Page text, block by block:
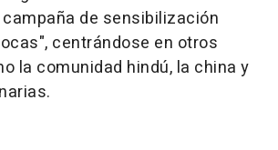
de sensibilización
centrándose en otros
la comunidad hindú, la china y